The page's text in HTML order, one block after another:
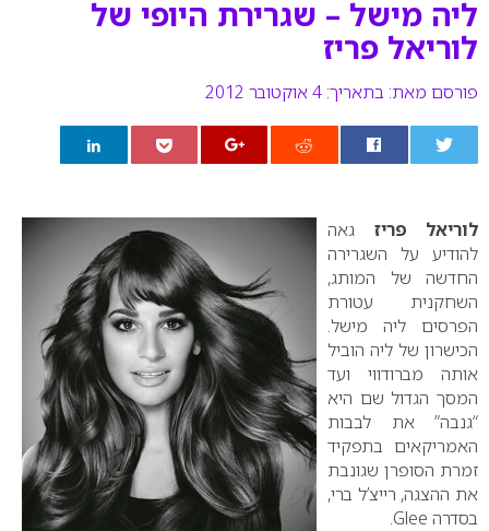
ליה מישל – שגרירת היופי של
לוריאל פריז
פורסם מאת: בתאריך: 4 אוקטובר 2012
לוריאל פריז גאה
להודיע על השגרירה
החדשה של המותג,
השחקנית עטורת
הפרסים ליה מישל.
הכישרון של ליה הוביל
אותה מברודווי ועד
המסך הגדול שם היא
“גנבה” את לבבות
האמריקאים בתפקיד
זמרת הסופרן שגונבת
את ההצגה, רייצ’ל ברי,
בסדרה Glee
.